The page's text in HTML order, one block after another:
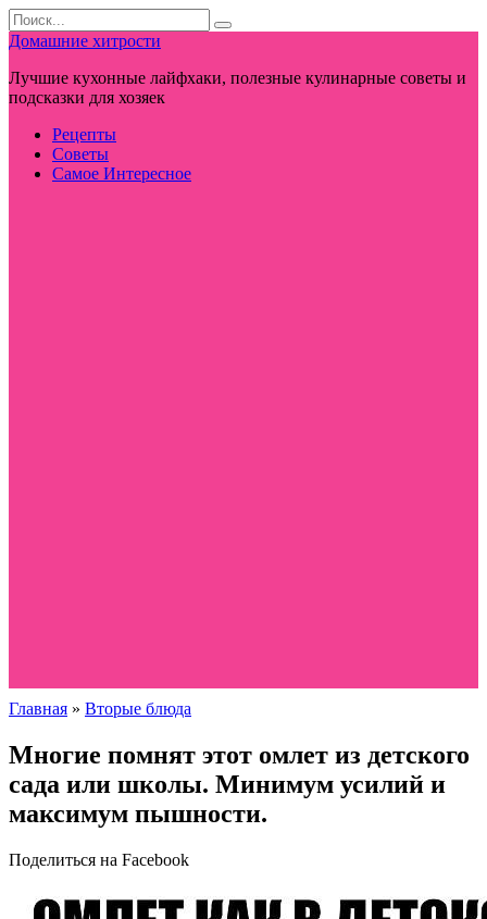
Перейти
к
контенту
Search
for:
Домашние хитрости
Лучшие кухонные лайфхаки, полезные кулинарные советы и
подсказки для хозяек
Рецепты
Советы
Самое Интересное
Главная » Вторые блюда
Многие помнят этот омлет из детского
сада или школы. Минимум усилий и
максимум пышности.
Поделиться на Facebook